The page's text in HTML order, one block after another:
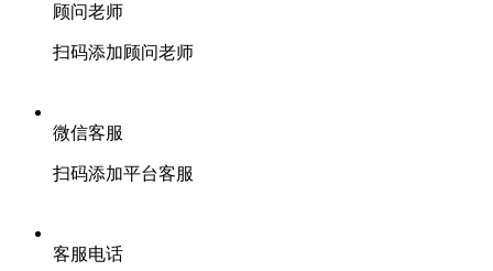
顾问老师
扫码添加顾问老师
微信客服
扫码添加平台客服
客服电话